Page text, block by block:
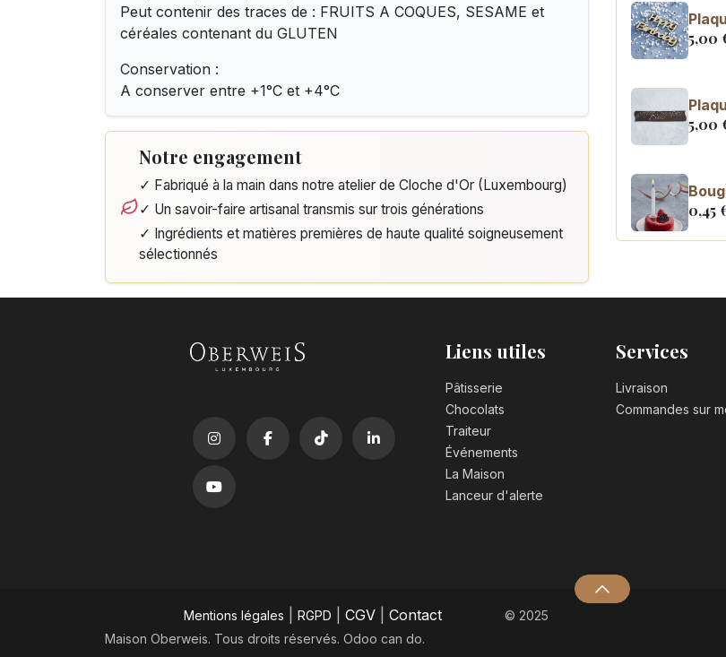
Peut contenir des traces de : FRUITS A COQUES, SESAME et
céréales contenant du GLUTEN
Conservation :
A conserver entre +1°C et +4°C
Notre engagement
✓ Fabriqué à la main dans notre atelier de Cloche d'Or (Luxembourg)
✓ Un savoir-faire artisanal transmis sur trois générations
✓ Ingrédients et matières premières de haute qualité soigneusement
sélectionnés
5,00
5,00
0,45
Liens utiles
Pâtisserie
Chocolats
Traiteur
Événements
La Maison
Lanceur d'alerte
Services
Livraison
Commandes sur
Mentions légales RGPD CGV Contact
© 2025
Maison Oberweis. Tous droits réservés. ​Odoo can do.